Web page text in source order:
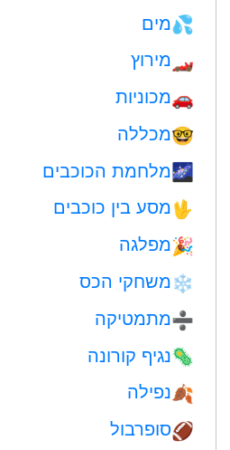
💦מים
🏎 מירוץ
🚗מכוניות
🤓מכללה
🌌מלחמת הכוכבים
🖖מסע בין כוכבים
🎉מפלגה
❄️משחקי הכס
➗מתמטיקה
🦠נגיף קורונה
🍂נפילה
🏈סופרבול